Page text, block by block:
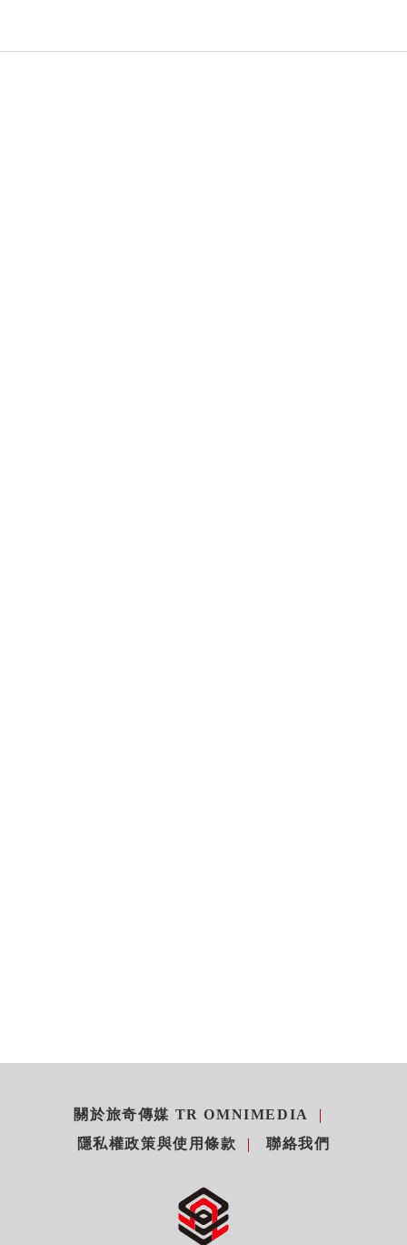
關於旅奇傳媒 TR OMNIMEDIA
隱私權政策與使用條款
聯絡我們